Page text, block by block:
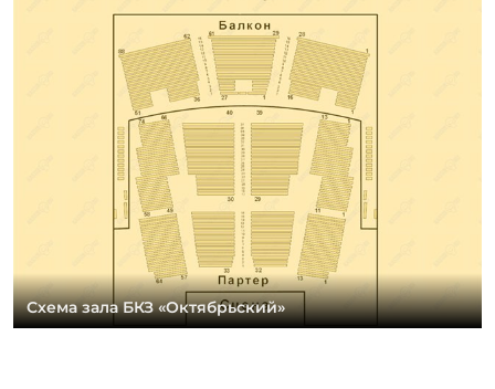
Схема зала БКЗ «Октябрьский»